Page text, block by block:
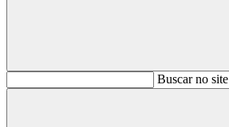
BuscarBuscar no site